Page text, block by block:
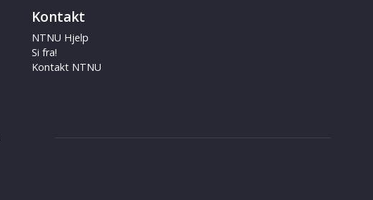
Kontakt
NTNU Hjelp
Si fra!
Kontakt NTNU